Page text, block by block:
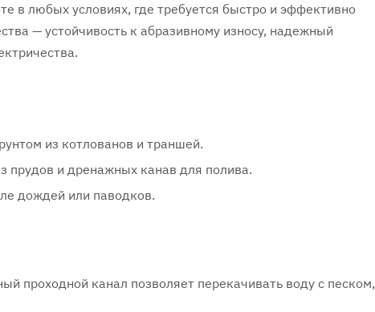
в любых условиях, где требуется быстро и эффективно
— устойчивость к абразивному износу, надежный
из котлованов и траншей.
прудов и дренажных канав для полива.
дождей или паводков.
проходной канал позволяет перекачивать воду с песком,